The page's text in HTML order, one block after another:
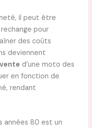
il peut être
pour
des coûts
deviennent
d’une moto des
en fonction de
rendant
années 80 est un